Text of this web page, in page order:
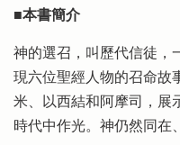
■本書簡介
神的選召，叫歷代信徒，
現六位聖經人物的召命故
米、以西結和阿摩司，展
時代中作光。神仍然同在